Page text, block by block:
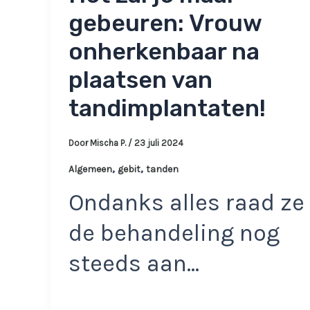
gebeuren: Vrouw
onherkenbaar na
plaatsen van
tandimplantaten!
Door Mischa P. / 23 juli 2024
Algemeen, gebit, tanden
Ondanks alles raad ze
de behandeling nog
steeds aan…